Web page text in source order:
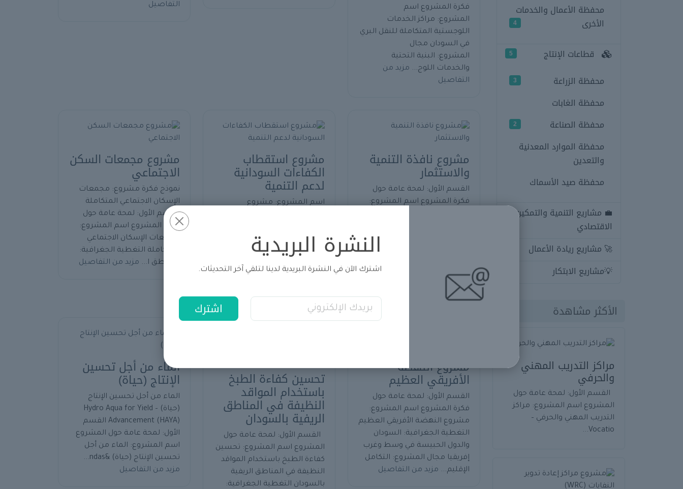
محفظة الأعمال والخدمات
الأخرى
4
قطاعات الإنتاج 5
محفظة الزراعة 3
محفظة الغابات
محفظة الصناعة
2
محفظة الموارد المعدنية
والتعدين
محفظة صيد الأسماك
💼 مشاريع التنمية والتمكين
الاقتصادي
🚀 مشاريع ريادة الأعمال
💡مشاريع الابتكار
الأكثر مشاهدة
مراكز التدريب المهني
والحرفي
القسم الأول: لمحة عامة حول
المشروع اسم المشروع: مراكز
التدريب المهني والحرفي –
Vocatio...
فكرة المشروع اسم
المشروع: مراكز الخدمات
اللوجستية المتكاملة للنقل البري
في السودان مجال
المشروع: البنية التحتية
والخدمات اللوج... مزيد من
التفاصيل
التفاصيل
مشروع نافذة التنمية
والاستثمار
القسم الأول: لمحة عامة حول
فكرة المشروع اسم المشروع:
وتحفيز النمو الاقتصادي التغطية
الجغرافية: السودان المس...مزيد
مشروع استقطاب
الكفاءات السودانية
لدعم التنمية
اسم المشروع: مشروع
السودان مع إمكانية التواصل مع
الكفاءات السودانية بالخارج.
مجال المشروع: استقطاب
مزيد من
مشروع مجمعات السكن
الاجتماعي
نموذج فكرة مشروع: مجمعات
الإسكان الاجتماعي المتكاملة
القسم الأول: لمحة عامة حول
فكرة المشروع اسم المشروع:
مجمعات الإسكان الاجتماعي
المتكاملة التغطية الجغرافية:
المناطق ا... مزيد من التفاصيل
مشروع النهضة
الأفريقي العظيم
القسم الأول: لمحة عامة حول
فكرة المشروع اسم المشروع:
مشروع النهضة الأفريقي العظيم
التغطية الجغرافية: السودان
والدول الحبيسة في وسط وغرب
إفريقيا مجال المشروع: التكامل
الإقليم... مزيد من التفاصيل
تحسين كفاءة الطبخ
باستخدام المواقد
النظيفة في المناطق
الريفية بالسودان
القسم الأول: لمحة عامة حول
المشروع اسم المشروع: تحسين
كفاءة الطبخ باستخدام المواقد
النظيفة في المناطق الريفية
بالسودان التغطية الجغرافية:
الماء من أجل تحسين
الإنتاج (حياة)
الماء من أجل تحسين الإنتاج
(حياة) – Hydro Aqua for Yield
Advancement (HAYA) القسم
الأول: لمحة عامة حول المشروع
اسم المشروع: الماء من أجل
تحسين الإنتاج (حياة) &ndas...
مزيد من التفاصيل
النشرة البريدية
اشترك الآن في النشرة البريدية لدينا لتلقي آخر التحديثات.
اشترك